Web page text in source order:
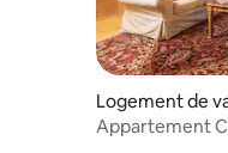
Logement de
Appartement